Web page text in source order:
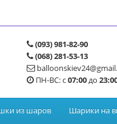
(093) 981-82-90
(068) 281-53-13
ПН-ВС: с07:00до
из шаров Шарики на